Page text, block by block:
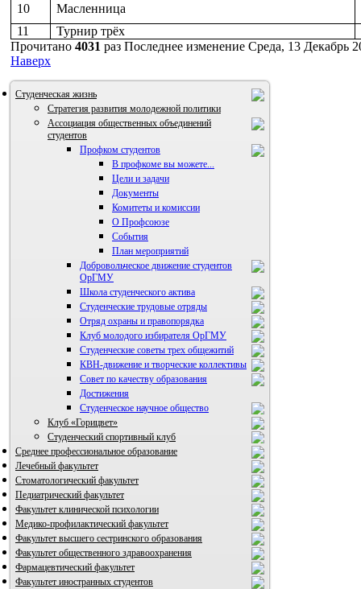
10
Масленница
11
Турнир трёх
Прочитано 4031 раз Последнее изменение Среда, 13 Декабрь
Наверх
Студенческая жизнь
Стратегия развития молодежной политики
Ассоциация общественных объединений
студентов
Профком студентов
В профкоме вы можете...
Цели и задачи
Документы
Комитеты и комиссии
О Профсоюзе
События
План мероприятий
Добровольческое движение студентов
ОрГМУ
Школа студенческого актива
Студенческие трудовые отряды
Отряд охраны и правопорядка
Клуб молодого избирателя ОрГМУ
Студенческие советы трех общежитий
КВН-движение и творческие коллективы
ВИА "Полигон"
Совет по качеству образования
Достижения
Студенческое научное общество
Клуб «Горицвет»
Студенческий спортивный клуб
Среднее профессиональное образование
Лечебный факультет
Стоматологический факультет
Педиатрический факультет
Факультет клинической психологии
Медико-профилактический факультет
Факультет высшего сестринского образования
Факультет общественного здравоохранения
Фармацевтический факультет
Факультет иностранных студентов